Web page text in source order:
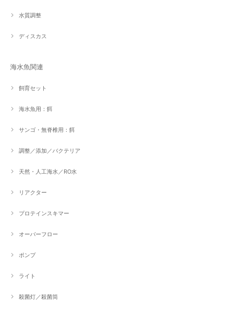
水質調整
ディスカス
海水魚関連
飼育セット
海水魚用：餌
サンゴ・無脊椎用：餌
調整／添加／バクテリア
天然・人工海水／RO水
リアクター
プロテインスキマー
オーバーフロー
ポンプ
ライト
殺菌灯／殺菌筒